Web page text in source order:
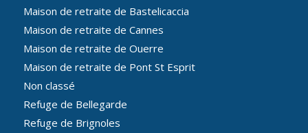
Maison de retraite de Bastelicaccia
Maison de retraite de Cannes
Maison de retraite de Ouerre
Maison de retraite de Pont St Esprit
Non classé
Refuge de Bellegarde
Refuge de Brignoles